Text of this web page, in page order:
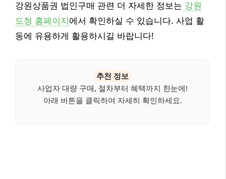
강원상품권 법인구매 관련 더 자세한 정보는 강원
도청 홈페이지 에서 확인하실 수 있습니다. 사업 활
동에 유용하게 활용하시길 바랍니다!
추천 정보
사업자 대량 구매, 절차부터 혜택까지 한눈에!
아래 버튼을 클릭하여 자세히 확인하세요.